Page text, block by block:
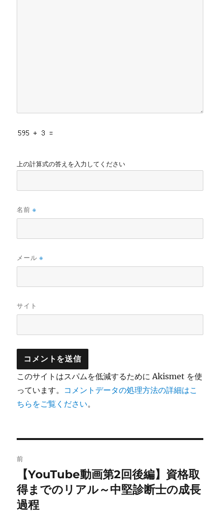
上の計算式の答えを入力してください
名前※
メール※
サイト
このサイトはスパムを低減するために Akismet を使
っています。 コメントデータの処理方法の詳細はこ
ちらをご覧ください。
稿
ナ
ビ
前
の
投
【YouTube動画第2回後編】資格取
得までのリアル～中堅診断士の成長
過程